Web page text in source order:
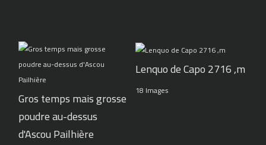
Gros temps mais grosse
poudre au-dessus
d'Ascou Pailhière
Lenquo de Capo 2716 ,m
18 Images